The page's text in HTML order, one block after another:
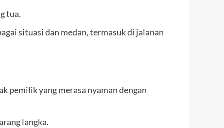
tua.
situasi dan medan, termasuk di jalanan
pemilik yang merasa nyaman dengan
langka.